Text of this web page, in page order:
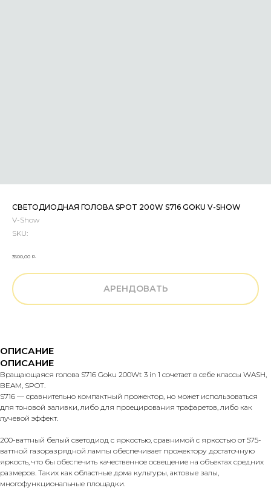
СВЕТОДИОДНАЯ ГОЛОВА SPOT 200W S716 GOKU V-SHOW
V-Show
SKU:
3500,00 р.
АРЕНДОВАТЬ
ОПИСАНИЕ
ОПИСАНИЕ
Вращающаяся голова S716 Goku 200Wt 3 in 1 сочетает в себе классы WASH,
BEAM, SPOT.
S716 — сравнительно компактный прожектор, но может использоваться
для тоновой заливки, либо для проецирования трафаретов, либо как
лучевой эффект.
200-ваттный белый светодиод с яркостью, сравнимой с яркостью от 575-
ваттной газоразрядной лампы обеспечивает прожектору достаточную
яркость, что бы обеспечить качественное освещение на объектах средних
размеров. Таких как областные дома культуры, актовые залы,
многофункциональные площадки.